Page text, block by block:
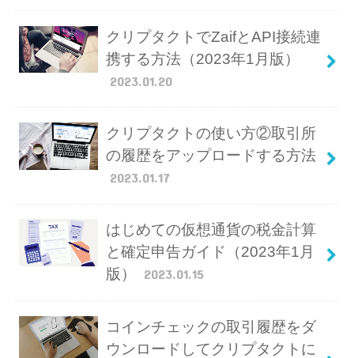
クリプタクトでZaifとAPI接続連
携する方法（2023年1月版）
2023.01.20
クリプタクトの使い方②取引所
の履歴をアップロードする方法
2023.01.17
はじめての仮想通貨の税金計算
と確定申告ガイド（2023年1月
版）
2023.01.15
コインチェックの取引履歴をダ
ウンロードしてクリプタクトに